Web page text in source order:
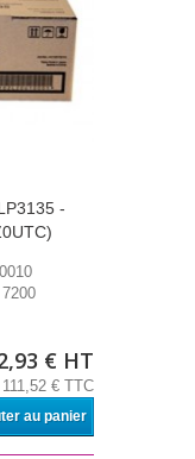
-
7200
€ HT
111,52 € TTC
au panier